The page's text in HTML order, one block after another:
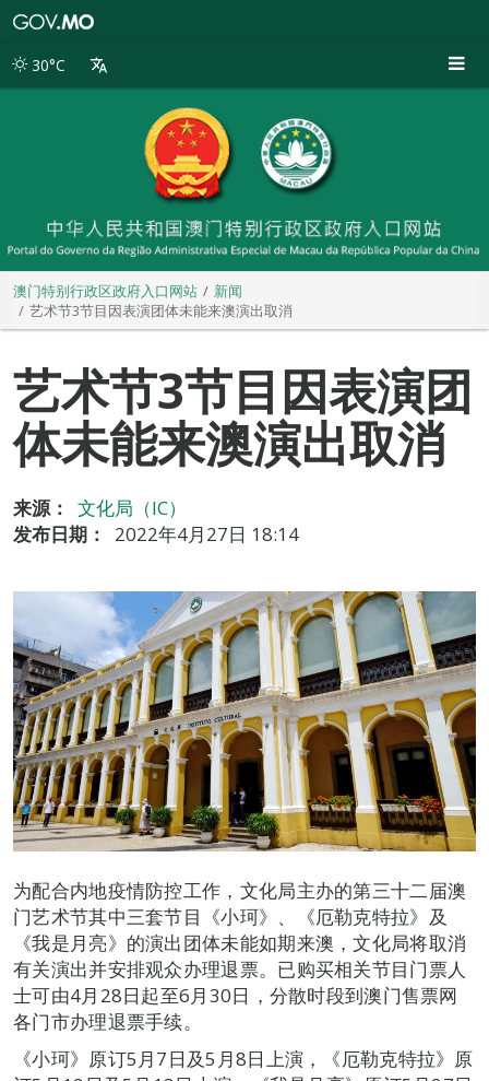
别
30°C
澳门特别行政区政府入口网站
新闻
艺术节3节目因表演团体未能来澳演出取消
艺术节3节目因表演团
体未能来澳演出取消
来源：
文化局（IC）
发布日期：
2022年4月27日 18:14
为配合内地疫情防控工作，文化局主办的第三十二届澳
门艺术节其中三套节目《小珂》、《厄勒克特拉》及
《我是月亮》的演出团体未能如期来澳，文化局将取消
有关演出并安排观众办理退票。已购买相关节目门票人
士可由4月28日起至6月30日，分散时段到澳门售票网
各门市办理退票手续。
《小珂》原订5月7日及5月8日上演，《厄勒克特拉》原